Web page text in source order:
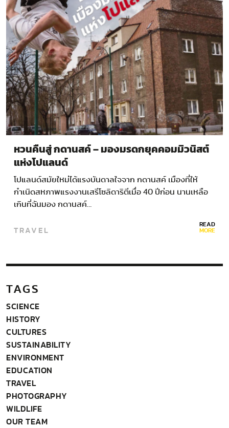
หวนคืนสู่ กดานสค์ – มองมรดกยุคคอมมิวนิสต์
แห่งโปแลนด์
โปแลนด์สมัยใหม่ได้แรงบันดาลใจจาก กดานสค์ เมืองที่ให้
กำเนิดสหภาพแรงงานเสรีโซลิดาริตีเมื่อ 40 ปีก่อน นานเหลือ
เกินที่ฉันมอง กดานสค์…
TRAVEL READ
MORE
TAGS
SCIENCE
HISTORY
CULTURES
SUSTAINABILITY
ENVIRONMENT
EDUCATION
TRAVEL
PHOTOGRAPHY
WILDLIFE
OUR TEAM